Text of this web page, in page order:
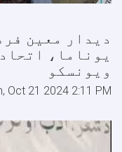
دیدار معین
یوناما،
ویونسکو
Oct 21 2024 2:11 PM